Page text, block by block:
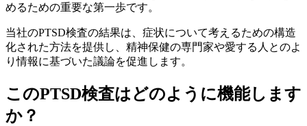
めるための重要な第一歩です。
当社のPTSD検査の結果は、症状について考えるための構造
化された方法を提供し、精神保健の専門家や愛する人とのよ
り情報に基づいた議論を促進します。
このPTSD検査はどのように機能します
か？